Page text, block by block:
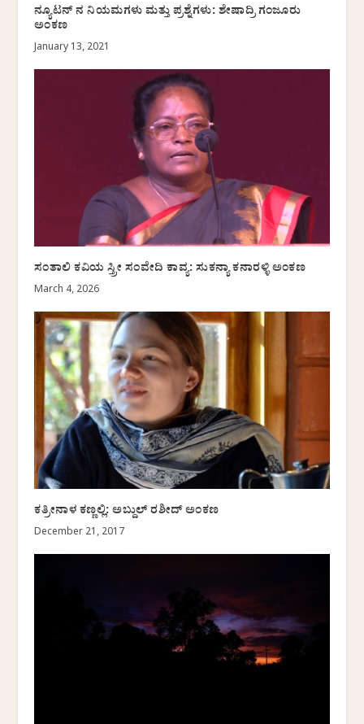
ನ್ಯೂಟನ್‌ ನ ನಿಯಮಗಳು ಮತ್ತು ಪ್ರಶ್ನೆಗಳು: ಶೇಷಾದ್ರಿ ಗಂಜೂರು
ಅಂಕಣ
January 13, 2021
ಸಂತಾಲಿ ಕವಿಯ ಸ್ತ್ರೀ ಸಂವೇದಿ ಕಾವ್ಯ: ಸುಕನ್ಯಾ ಕನಾರಳ್ಳಿ ಅಂಕಣ
March 4, 2026
ಕತ್ರೀನಾಳ ಕಣ್ಣಲ್ಲಿ: ಅಬ್ದುಲ್ ರಶೀದ್ ಅಂಕಣ
December 21, 2017